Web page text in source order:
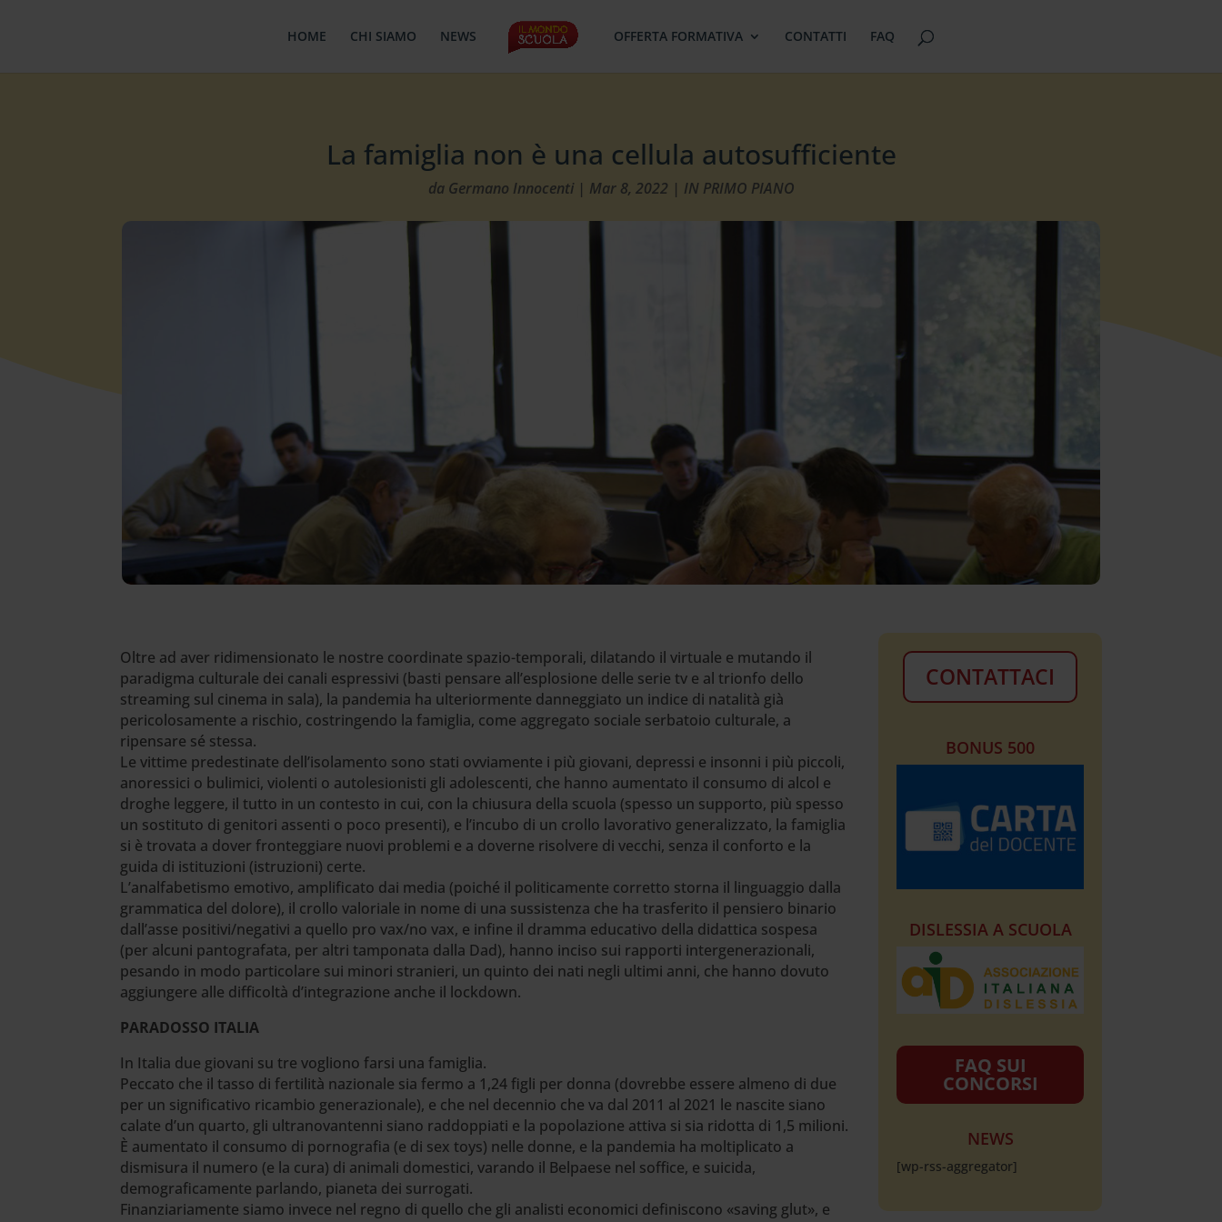
HOME CHI SIAMO NEWS OFFERTA FORMATIVA CONTATTI FAQ
La famiglia non è una cellula autosufficiente
da Germano Innocenti| Mar 8, 2022 | IN PRIMO PIANO
Oltre ad aver ridimensionato le nostre coordinate spazio-temporali, dilatando il virtuale e mutando il
paradigma culturale dei canali espressivi (basti pensare all’esplosione delle serie tv e al trionfo dello
streaming sul cinema in sala), la pandemia ha ulteriormente danneggiato un indice di natalità già
pericolosamente a rischio, costringendo la famiglia, come aggregato sociale serbatoio culturale, a
ripensare sé stessa.
Le vittime predestinate dell’isolamento sono stati ovviamente i più giovani, depressi e insonni i più piccoli,
anoressici o bulimici, violenti o autolesionisti gli adolescenti, che hanno aumentato il consumo di alcol e
droghe leggere, il tutto in un contesto in cui, con la chiusura della scuola (spesso un supporto, più spesso
un sostituto di genitori assenti o poco presenti), e l’incubo di un crollo lavorativo generalizzato, la famiglia
si è trovata a dover fronteggiare nuovi problemi e a doverne risolvere di vecchi, senza il conforto e la
guida di istituzioni (istruzioni) certe.
L’analfabetismo emotivo, amplificato dai media (poiché il politicamente corretto storna il linguaggio dalla
grammatica del dolore), il crollo valoriale in nome di una sussistenza che ha trasferito il pensiero binario
dall’asse positivi/negativi a quello pro vax/no vax, e infine il dramma educativo della didattica sospesa
(per alcuni pantografata, per altri tamponata dalla Dad), hanno inciso sui rapporti intergenerazionali,
pesando in modo particolare sui minori stranieri, un quinto dei nati negli ultimi anni, che hanno dovuto
aggiungere alle difficoltà d’integrazione anche il lockdown.
PARADOSSO ITALIA
In Italia due giovani su tre vogliono farsi una famiglia.
Peccato che il tasso di fertilità nazionale sia fermo a 1,24 figli per donna (dovrebbe essere almeno di due
per un significativo ricambio generazionale), e che nel decennio che va dal 2011 al 2021 le nascite siano
calate d’un quarto, gli ultranovantenni siano raddoppiati e la popolazione attiva si sia ridotta di 1,5 milioni.
È aumentato il consumo di pornografia (e di sex toys) nelle donne, e la pandemia ha moltiplicato a
dismisura il numero (e la cura) di animali domestici, varando il Belpaese nel soffice, e suicida,
demograficamente parlando, pianeta dei surrogati.
Finanziariamente siamo invece nel regno di quello che gli analisti economici definiscono «saving glut», e
CONTATTACI
BONUS 500
DISLESSIA A SCUOLA
FAQ SUI
CONCORSI
NEWS
[wp-rss-aggregator]